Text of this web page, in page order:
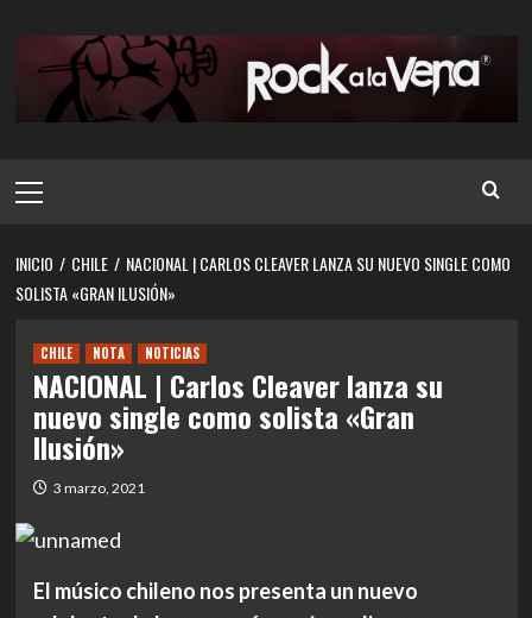
contenido
principal
INICIO CHILE
NACIONAL | CARLOS CLEAVER LANZA SU NUEVO SINGLE COMO
SOLISTA «GRAN ILUSIÓN»
CHILE NOTA NOTICIAS
NACIONAL | Carlos Cleaver lanza su
nuevo single como solista «Gran
Ilusión»
3 marzo, 2021
El músico chileno nos presenta un nuevo